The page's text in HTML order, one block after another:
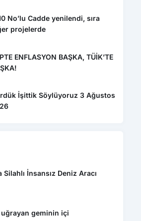
ENFLASYON BAŞKA, TÜİK’TE
İşittik Söylüyoruz 3 Ağustos
İnsansız Deniz Aracı
uğrayan geminin içi
boyutu ortaya çıktı